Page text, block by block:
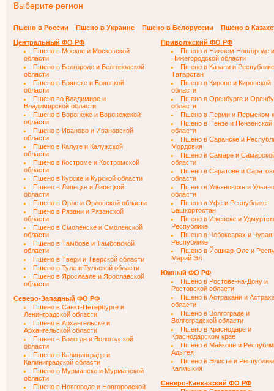
Выберите регион
Пшено в России Пшено в Украине Пшено в Белоруссии
Пшено в
Центральный ФО РФ
Пшено в Москве и Московской
области
Пшено в Белгороде и Белгородской
области
Пшено в Брянске и Брянской
области
Пшено во Владимире и
Владимирской области
Пшено в Воронеже и Воронежской
области
Пшено в Иваново и Ивановской
области
Пшено в Калуге и Калужской
области
Пшено в Костроме и Костромской
области
Пшено в Курске и Курской области
Пшено в Липецке и Липецкой
области
Пшено в Орле и Орловской области
Пшено в Рязани и Рязанской
области
Пшено в Смоленске и Смоленской
области
Пшено в Тамбове и Тамбовской
области
Пшено в Твери и Тверской области
Пшено в Туле и Тульской области
Пшено в Ярославле и Ярославской
области
Северо-Западный ФО РФ
Пшено в Санкт-Петербурге и
Ленинградской области
Пшено в Архангельске и
Архангельской области
Пшено в Вологде и Вологодской
области
Пшено в Калининграде и
Калиниградской области
Пшено в Мурманске и Мурманской
области
Пшено в Новгороде и Новгородской
Приволжский ФО РФ
Пшено в Нижнем Новгороде и
Нижегородской области
Пшено в Казани и Республике
Татарстан
Пшено в Кирове и Кировской
области
Пшено в Оренбурге и
области
Пшено в Перми и Пермском
Пшено в Пензе и Пензенской
области
Пшено в Саранске и
Мордовия
Пшено в Самаре и
области
Пшено в Саратове и
области
Пшено в Ульяновске и
области
Пшено в Уфе и Республике
Башкортостан
Пшено в Ижевске и
Республике
Пшено в Чебоксарах и
Республике
Пшено в Йошкар-Оле и
Марий Эл
Южный ФО РФ
Пшено в Ростове-на-Дону и
Ростовской области
Пшено в Астрахани и
области
Пшено в Волгограде и
Волгоградской области
Пшено в Краснодаре и
Краснодарском крае
Пшено в Майкопе и
Адыгея
Пшено в Элисте и
Калмыкия
Северо-Кавказский ФО РФ